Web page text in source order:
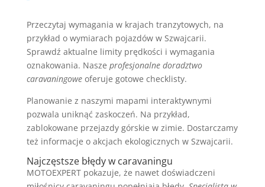
Przeczytaj wymagania w krajach tranzytowych, na
przykład o wymiarach pojazdów w Szwajcarii.
Sprawdź aktualne limity prędkości i wymagania
oznakowania. Nasze profesjonalne doradztwo
caravaningoweoferuje gotowe checklisty.
Planowanie z naszymi mapami interaktywnymi
pozwala uniknąć zaskoczeń. Na przykład,
zablokowane przejazdy górskie w zimie. Dostarczamy
też informacje o akcjach ekologicznych w Szwajcarii.
Najczęstsze błędy w caravaningu
MOTOEXPERT pokazuje, że nawet doświadczeni